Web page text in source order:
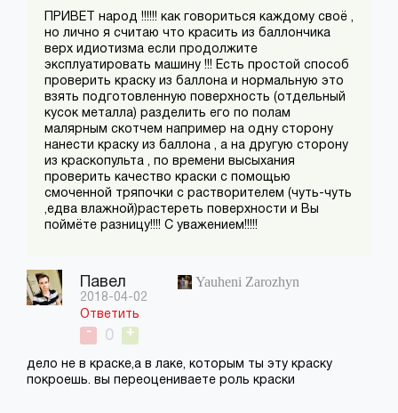
ПРИВЕТ народ !!!!!! как говориться каждому своё ,
но лично я считаю что красить из баллончика
верх идиотизма если продолжите
эксплуатировать машину !!! Есть простой способ
проверить краску из баллона и нормальную это
взять подготовленную поверхность (отдельный
кусок металла) разделить его по полам
малярным скотчем например на одну сторону
нанести краску из баллона , а на другую сторону
из краскопульта , по времени высыхания
проверить качество краски с помощью
смоченной тряпочки с растворителем (чуть-чуть
,едва влажной)растереть поверхности и Вы
поймёте разницу!!!! С уважением!!!!!
Павел Yauheni Zarozhyn
2018-04-02
Ответить
-
0 +
дело не в краске,а в лаке, которым ты эту краску
покроешь. вы переоцениваете роль краски